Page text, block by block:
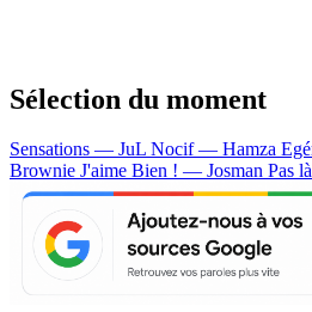
Sélection du moment
Sensations — JuL Nocif — Hamza
Brownie J'aime Bien ! — Josman Pas